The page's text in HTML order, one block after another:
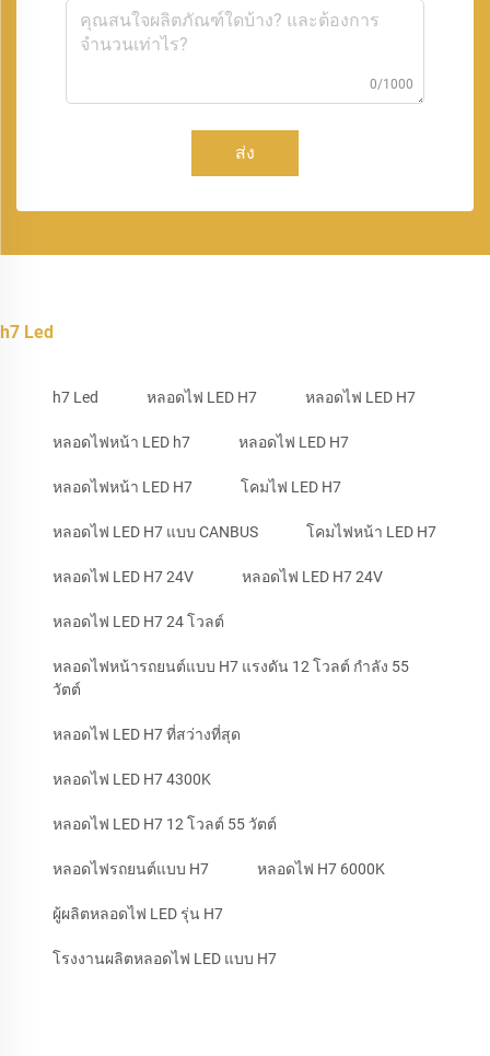
0/1000
ส่ง
h7 Led
h7 Led หลอดไฟ LED H7 หลอดไฟ LED H7
หลอดไฟหน้า LED h7 หลอดไฟ LED H7
หลอดไฟหน้า LED H7 โคมไฟ LED H7
หลอดไฟ LED H7 แบบ CANBUS โคมไฟหน้า LED H7
หลอดไฟ LED H7 24V หลอดไฟ LED H7 24V
หลอดไฟ LED H7 24 โวลต์
หลอดไฟหน้ารถยนต์แบบ H7 แรงดัน 12 โวลต์ กำลัง 55
วัตต์
หลอดไฟ LED H7 ที่สว่างที่สุด
หลอดไฟ LED H7 4300K
หลอดไฟ LED H7 12 โวลต์ 55 วัตต์
หลอดไฟรถยนต์แบบ H7 หลอดไฟ H7 6000K
ผู้ผลิตหลอดไฟ LED รุ่น H7
โรงงานผลิตหลอดไฟ LED แบบ H7